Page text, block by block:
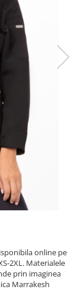
online pe
2XL. Materialele
prin imaginea
Marrakesh